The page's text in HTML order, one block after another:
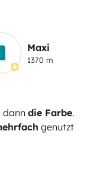
Maxi
1370 m
dann die Farbe.
genutzt